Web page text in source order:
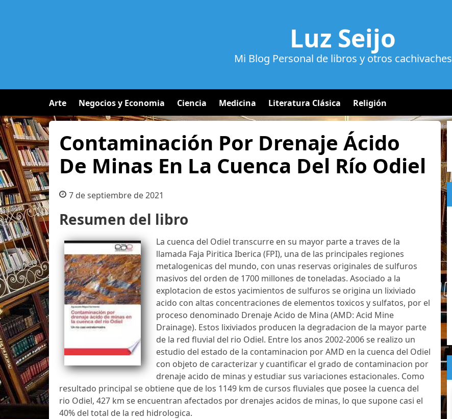
Luz Seijo
Mi Blog Personal de libros y otros cachivaches
Arte Negocios y Economia Ciencia Medicina Literatura Clásica Religión
Contaminación Por Drenaje Ácido
De Minas En La Cuenca Del Río Odiel
7 de septiembre de 2021
Resumen del libro
La cuenca del Odiel transcurre en su mayor parte a traves de la
llamada Faja Piritica Iberica (FPI), una de las principales regiones
metalogenicas del mundo, con unas reservas originales de sulfuros
masivos del orden de 1700 millones de toneladas. Asociado a la
explotacion de estos yacimientos de sulfuros se origina un lixiviado
acido con altas concentraciones de elementos toxicos y sulfatos, por el
proceso denominado Drenaje Acido de Mina (AMD: Acid Mine
Drainage). Estos lixiviados producen la degradacion de la mayor parte
de la red fluvial del rio Odiel. Entre los anos 2002-2006 se realizo un
estudio del estado de la contaminacion por AMD en la cuenca del Odiel
con objeto de caracterizar y cuantificar el grado de contaminacion por
drenaje acido de minas y estudiar sus variaciones estacionales. Como
resultado principal se obtiene que de los 1149 km de cursos fluviales que posee la cuenca del
rio Odiel, 427 km se encuentran afectados por drenajes acidos de minas, lo que supone casi el
40% del total de la red hidrologica.